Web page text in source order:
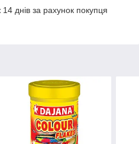
днів за рахунок покупця